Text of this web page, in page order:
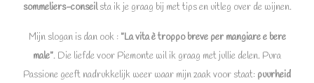
sommeliers-conseilsta ik je graag bij met tips en uitleg over de wijnen.
Mijn slogan is dan ook : ”La vita è troppo breve per mangiare e bere
male”. Die liefde voor Piemonte wil ik graag met jullie delen. Pura
Passione geeft nadrukkelijk weer waar mijn zaak voor staat: puurheid